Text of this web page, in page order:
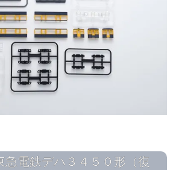
急電鉄デハ３４５０形（復